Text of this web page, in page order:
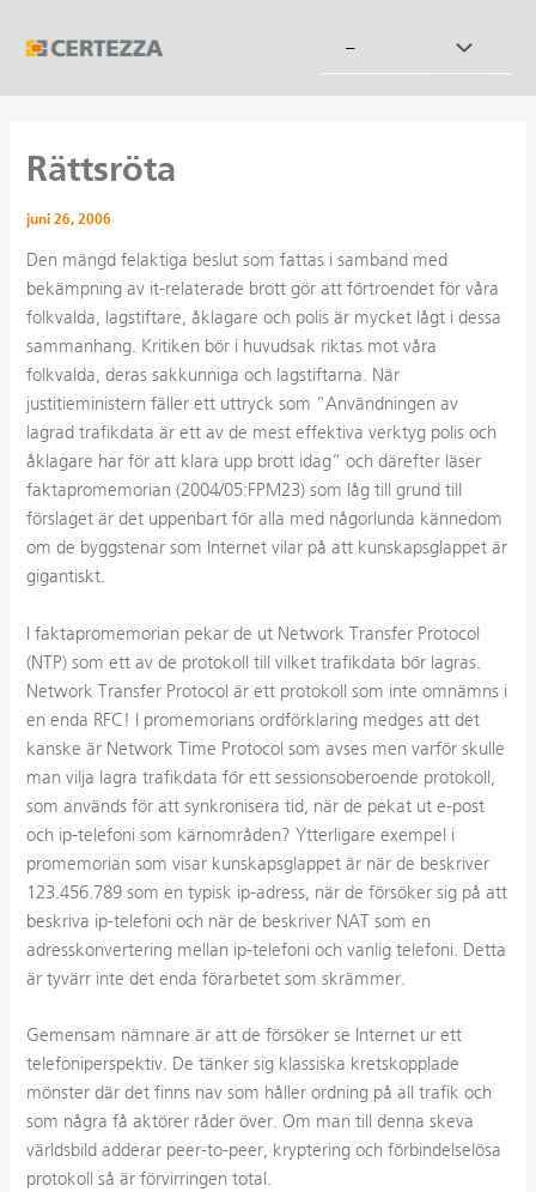
– Slå
Rättsröta
juni 26, 2006
Den mängd felaktiga beslut som fattas i samband med
bekämpning av it-relaterade brott gör att förtroendet för våra
folkvalda, lagstiftare, åklagare och polis är mycket lågt i dessa
sammanhang. Kritiken bör i huvudsak riktas mot våra
folkvalda, deras sakkunniga och lagstiftarna. När
justitieministern fäller ett uttryck som ”Användningen av
lagrad trafikdata är ett av de mest effektiva verktyg polis och
åklagare har för att klara upp brott idag” och därefter läser
faktapromemorian (2004/05:FPM23) som låg till grund till
förslaget är det uppenbart för alla med någorlunda kännedom
om de byggstenar som Internet vilar på att kunskapsglappet är
gigantiskt.
I faktapromemorian pekar de ut Network Transfer Protocol
(NTP) som ett av de protokoll till vilket trafikdata bör lagras.
Network Transfer Protocol är ett protokoll som inte omnämns i
en enda RFC! I promemorians ordförklaring medges att det
kanske är Network Time Protocol som avses men varför skulle
man vilja lagra trafikdata för ett sessionsoberoende protokoll,
som används för att synkronisera tid, när de pekat ut e-post
och ip-telefoni som kärnområden? Ytterligare exempel i
promemorian som visar kunskapsglappet är när de beskriver
123.456.789 som en typisk ip-adress, när de försöker sig på att
beskriva ip-telefoni och när de beskriver NAT som en
adresskonvertering mellan ip-telefoni och vanlig telefoni. Detta
är tyvärr inte det enda förarbetet som skrämmer.
Gemensam nämnare är att de försöker se Internet ur ett
telefoniperspektiv. De tänker sig klassiska kretskopplade
mönster där det finns nav som håller ordning på all trafik och
som några få aktörer råder över. Om man till denna skeva
världsbild adderar peer-to-peer, kryptering och förbindelselösa
protokoll så är förvirringen total.